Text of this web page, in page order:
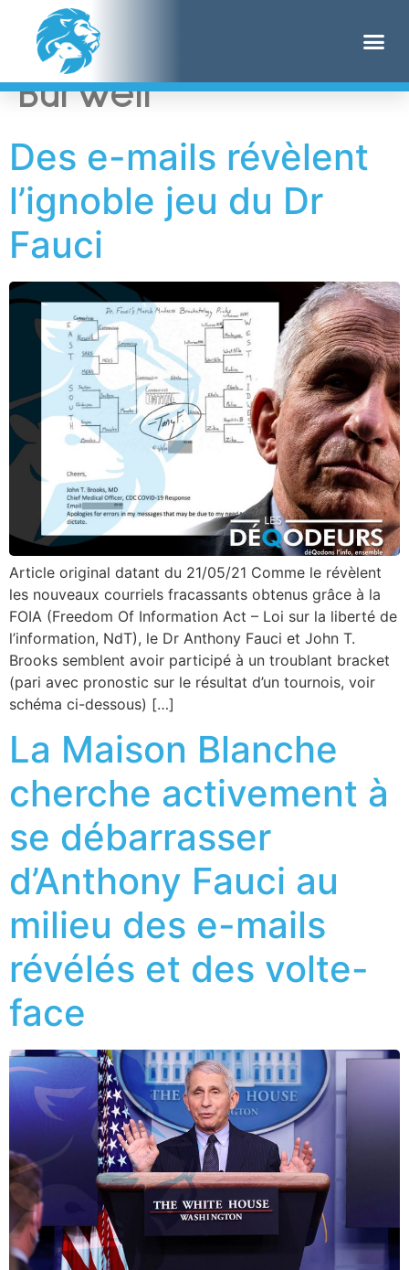
Étiquette :
Burwell
Des e-mails révèlent
l’ignoble jeu du Dr
Fauci
Article original datant du 21/05/21 Comme le révèlent
les nouveaux courriels fracassants obtenus grâce à la
FOIA (Freedom Of Information Act – Loi sur la liberté de
l’information, NdT), le Dr Anthony Fauci et John T.
Brooks semblent avoir participé à un troublant bracket
(pari avec pronostic sur le résultat d’un tournois, voir
schéma ci-dessous) […]
La Maison Blanche
cherche activement à
se débarrasser
d’Anthony Fauci au
milieu des e-mails
révélés et des volte-
face